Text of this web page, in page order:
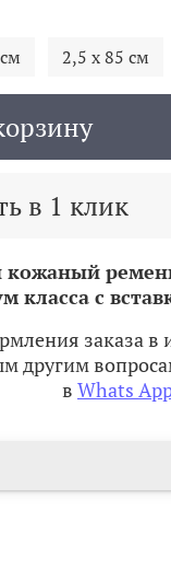
в 1 клик
2,5 х 85 см
класса с
заказа в
другим
в Whats